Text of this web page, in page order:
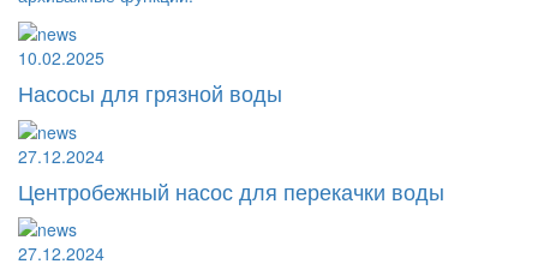
10.02.2025
Насосы для грязной воды
27.12.2024
Центробежный насос для перекачки воды
27.12.2024